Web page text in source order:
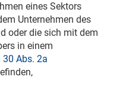
eines Sektors
Unternehmen des
oder die sich mit dem
in einem
30 Abs. 2a